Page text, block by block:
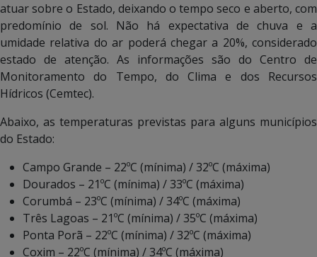
atuar sobre o Estado, deixando o tempo seco e aberto, com
predomínio de sol. Não há expectativa de chuva e a
umidade relativa do ar poderá chegar a 20%, considerado
estado de atenção. As informações são do Centro de
Monitoramento do Tempo, do Clima e dos Recursos
Hídricos (Cemtec).
Abaixo, as temperaturas previstas para alguns municípios
do Estado:
Campo Grande – 22ºC (mínima) / 32ºC (máxima)
Dourados – 21ºC (mínima) / 33ºC (máxima)
Corumbá – 23ºC (mínima) / 34ºC (máxima)
Três Lagoas – 21ºC (mínima) / 35ºC (máxima)
Ponta Porã – 22ºC (mínima) / 32ºC (máxima)
Coxim – 22ºC (mínima) / 34ºC (máxima)